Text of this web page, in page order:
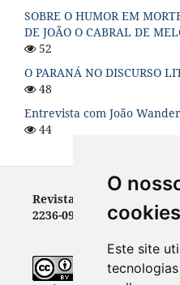
O
cookies
Este site
SOBRE O HUMOR EM
DE JOÃO O CABRAL DE
52
O PARANÁ NO DISCURSO
48
Entrevista com João
44
Revista Letras - ISSN
2236-0999 (versão